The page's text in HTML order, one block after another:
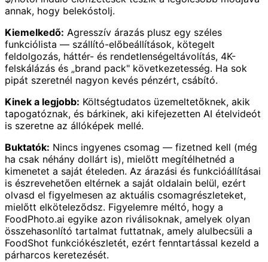
annak, hogy belekóstolj.
Kiemelkedő: Agresszív árazás plusz egy széles
funkciólista — szállító-előbeállítások, kötegelt
feldolgozás, háttér- és rendetlenségeltávolítás, 4K-
felskálázás és „brand pack" következetesség. Ha sok
pipát szeretnél nagyon kevés pénzért, csábító.
Kinek a legjobb: Költségtudatos üzemeltetőknek, akik
tapogatóznak, és bárkinek, aki kifejezetten AI ételvideót
is szeretne az állóképek mellé.
Buktatók: Nincs ingyenes csomag — fizetned kell (még
ha csak néhány dollárt is), mielőtt megítélhetnéd a
kimenetet a saját ételeden. Az árazási és funkcióállításai
is észrevehetően eltérnek a saját oldalain belül, ezért
olvasd el figyelmesen az aktuális csomagrészleteket,
mielőtt elköteleződsz. Figyelemre méltó, hogy a
FoodPhoto.ai egyike azon riválisoknak, amelyek olyan
összehasonlító tartalmat futtatnak, amely alulbecsüli a
FoodShot funkciókészletét, ezért fenntartással kezeld a
párharcos keretezését.